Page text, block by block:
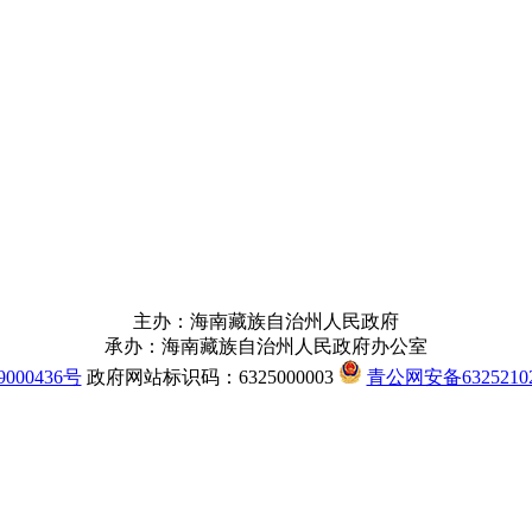
主办：海南藏族自治州人民政府
承办：海南藏族自治州人民政府办公室
号政府网站标识码：6325000003 青公网安备